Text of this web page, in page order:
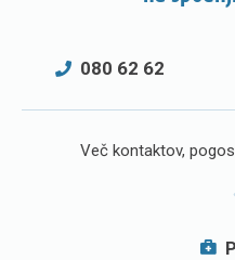
080 62 62
Več kontaktov,